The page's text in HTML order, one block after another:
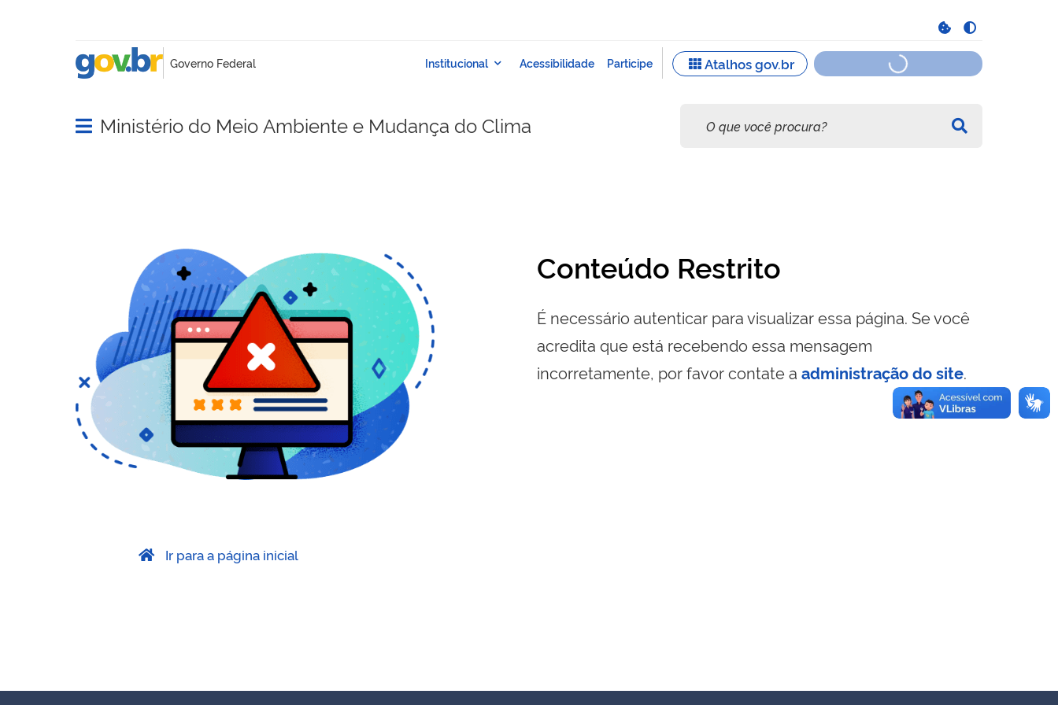
Abrir menu principal de navegação
Ministério do Meio Ambiente e Mudança do Clima
Conteúdo Restrito
É necessário autenticar para visualizar essa página. Se você
acredita que está recebendo essa mensagem
incorretamente, por favor contate a administração do site.
Ir para a página inicial